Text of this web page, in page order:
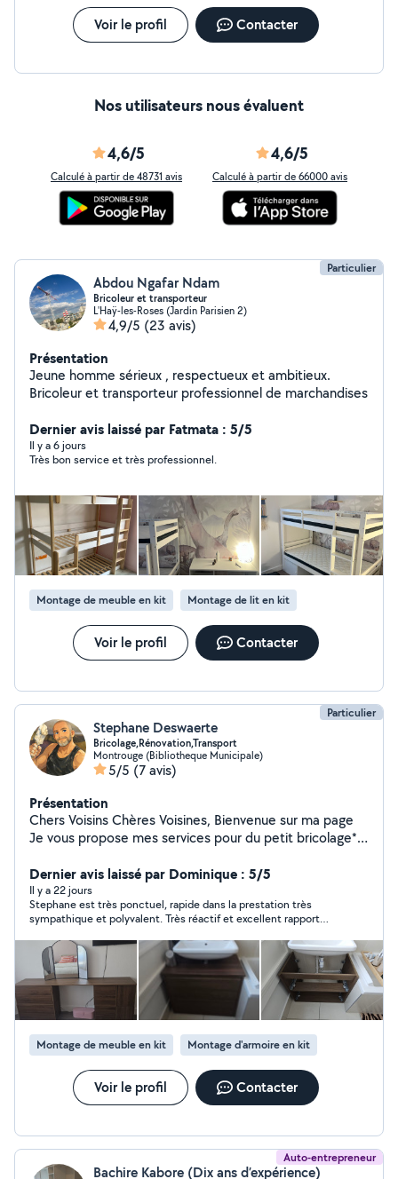
Voir le profil Contacter
Nos utilisateurs nous évaluent
4,6/5
Calculé à partir de 48731 avis
4,6/5
Calculé à partir de 66000 avis
Particulier
Abdou Ngafar Ndam
Bricoleur et transporteur
L'Haÿ-les-Roses (Jardin Parisien 2)
4,9/5 (23 avis)
Présentation
Jeune homme sérieux , respectueux et ambitieux.
Bricoleur et transporteur professionnel de marchandises
Dernier avis laissé par Fatmata : 5/5
Il y a 6 jours
Très bon service et très professionnel.
Montage de meuble en kit Montage de lit en kit
Voir le profil Contacter
Particulier
Stephane Deswaerte
Bricolage,Rénovation,Transport
Montrouge (Bibliotheque Municipale)
5/5 (7 avis)
Présentation
Chers Voisins Chères Voisines, Bienvenue sur ma page
Je vous propose mes services pour du petit bricolage* *
également de plus gros travaux de rénovation intérieur
tout corps d'état. Je vous propose également mes
services véhiculer,si vous avez besoin pour des courses
par ex,où bien pour transports de petits colis. Je suis
mobile et basé sur Montrouge(92) je réponds assez
rapidement et mes prix sont très arrangeants donc
n'hésitez pas à me contacter si vous avez besoin. Au
plaisir. Stephane D.
Dernier avis laissé par Dominique : 5/5
Il y a 22 jours
Stephane est très ponctuel, rapide dans la prestation très
sympathique et polyvalent. Très réactif et excellent rapport
Montage de meuble en kit Montage d'armoire en kit
Voir le profil Contacter
Auto-entrepreneur
Bachire Kabore (Dix ans d’expérience)